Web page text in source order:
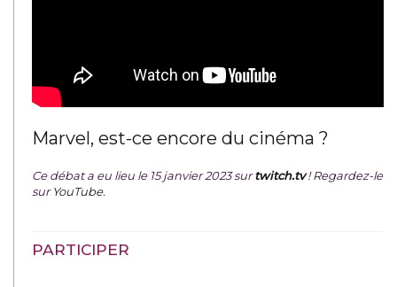
Marvel, est-ce encore du cinéma ?
Ce débat a eu lieu le 15 janvier 2023 surtwitch.tv ! Regardez-le
surYouTube.
PARTICIPER